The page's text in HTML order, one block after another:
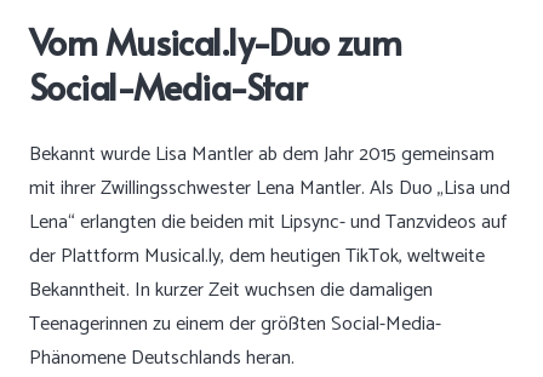
Vom Musical.ly-Duo zum
Social-Media-Star
Bekannt wurde Lisa Mantler ab dem Jahr 2015 gemeinsam
mit ihrer Zwillingsschwester Lena Mantler. Als Duo „Lisa und
Lena“ erlangten die beiden mit Lipsync- und Tanzvideos auf
der Plattform Musical.ly, dem heutigen TikTok, weltweite
Bekanntheit. In kurzer Zeit wuchsen die damaligen
Teenagerinnen zu einem der größten Social-Media-
Phänomene Deutschlands heran.